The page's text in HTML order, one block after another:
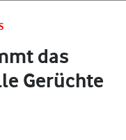
das
Gerüchte